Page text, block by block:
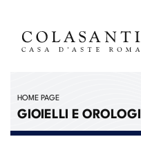
HOME PAGE
GIOIELLI E OROLOGI